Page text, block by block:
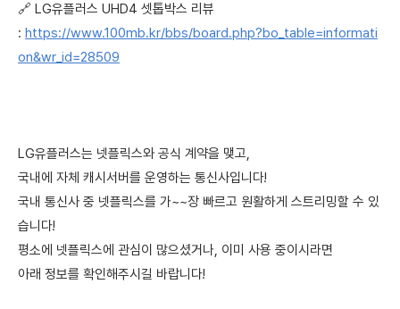
🔗 LG유플러스 UHD4 셋톱박스 리뷰
: https://www.100mb.kr/bbs/board.php?bo_table=informati
on&wr_id=28509
LG유플러스는 넷플릭스와 공식 계약을 맺고,
국내에 자체 캐시서버를 운영하는 통신사입니다!
국내 통신사 중 넷플릭스를 가~~장 빠르고 원활하게 스트리밍할 수 있
습니다!
평소에 넷플릭스에 관심이 많으셨거나, 이미 사용 중이시라면
아래 정보를 확인해주시길 바랍니다!